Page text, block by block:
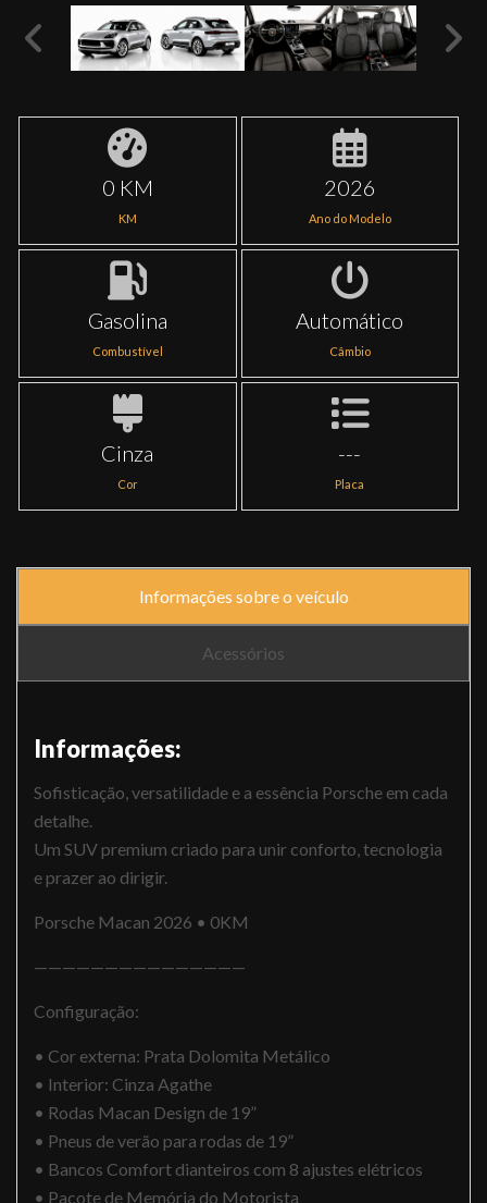
0 KM
KM
2026
Ano do Modelo
Gasolina
Combustível
Automático
Câmbio
Cinza
Cor
---
Placa
Informações sobre o veículo
Acessórios
Informações:
Sofisticação, versatilidade e a essência Porsche em cada
detalhe.
Um SUV premium criado para unir conforto, tecnologia
e prazer ao dirigir.
Porsche Macan 2026 • 0KM
———————————————
Configuração:
• Cor externa: Prata Dolomita Metálico
• Interior: Cinza Agathe
• Rodas Macan Design de 19”
• Pneus de verão para rodas de 19”
• Bancos Comfort dianteiros com 8 ajustes elétricos
• Pacote de Memória do Motorista